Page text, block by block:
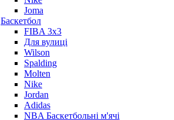
Joma
Баскетбол
FIBA 3x3
Для вулиці
Wilson
Spalding
Molten
Nike
Jordan
Adidas
NBA Баскетбольні м'ячі